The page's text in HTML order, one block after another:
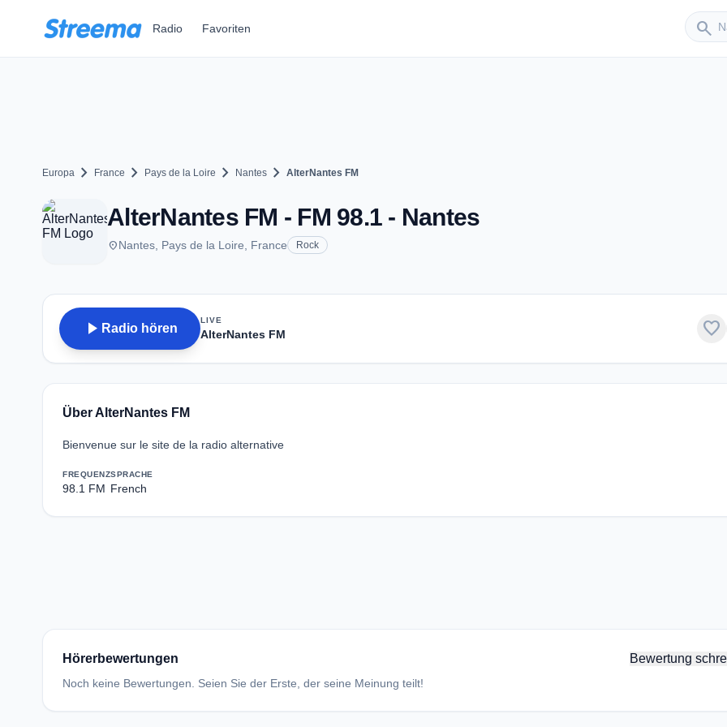
Radio Favoriten search
Europa chevron_right France chevron_right Pays de la Loire chevron_right Nantes chevron_right AlterNantes FM
AlterNantes FM - FM 98.1 - Nantes
placeNantes, Pays de la Loire, France Rock
play_arrow Radio hören
LIVE
AlterNantes FM favorite
Über AlterNantes FM
Bienvenue sur le site de la radio alternative
FREQUENZ
98.1 FM
SPRACHE
French
Hörerbewertungen Bewertung
Noch keine Bewertungen. Seien Sie der Erste, der seine Meinung teilt!